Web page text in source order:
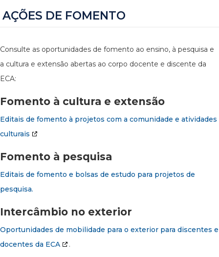
AÇÕES DE FOMENTO
Consulte as oportunidades de fomento ao ensino, à pesquisa e
a cultura e extensão abertas ao corpo docente e discente da
ECA:
Fomento à cultura e extensão
Editais de fomento à projetos com a comunidade e atividades
culturais
Fomento à pesquisa
Editais de fomento e bolsas de estudo para projetos de
pesquisa.
Intercâmbio no exterior
Oportunidades de mobilidade para o exterior para discentes e
docentes da ECA
.